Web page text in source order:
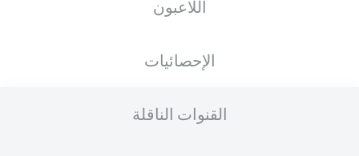
اللاعبون
الإحصائيات
القنوات الناقلة
انطلاق المباراة.